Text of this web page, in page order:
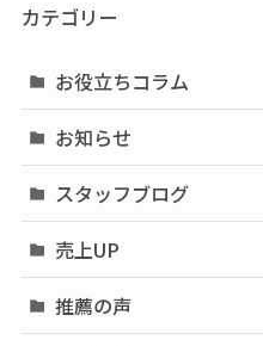
カテゴリー
お役立ちコラム
お知らせ
スタッフブログ
売上UP
推薦の声